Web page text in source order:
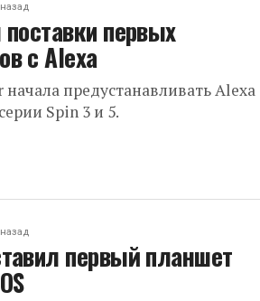
первых
с Alexa
предустанавливать Alexa
Spin 3 и 5.
первый планшет